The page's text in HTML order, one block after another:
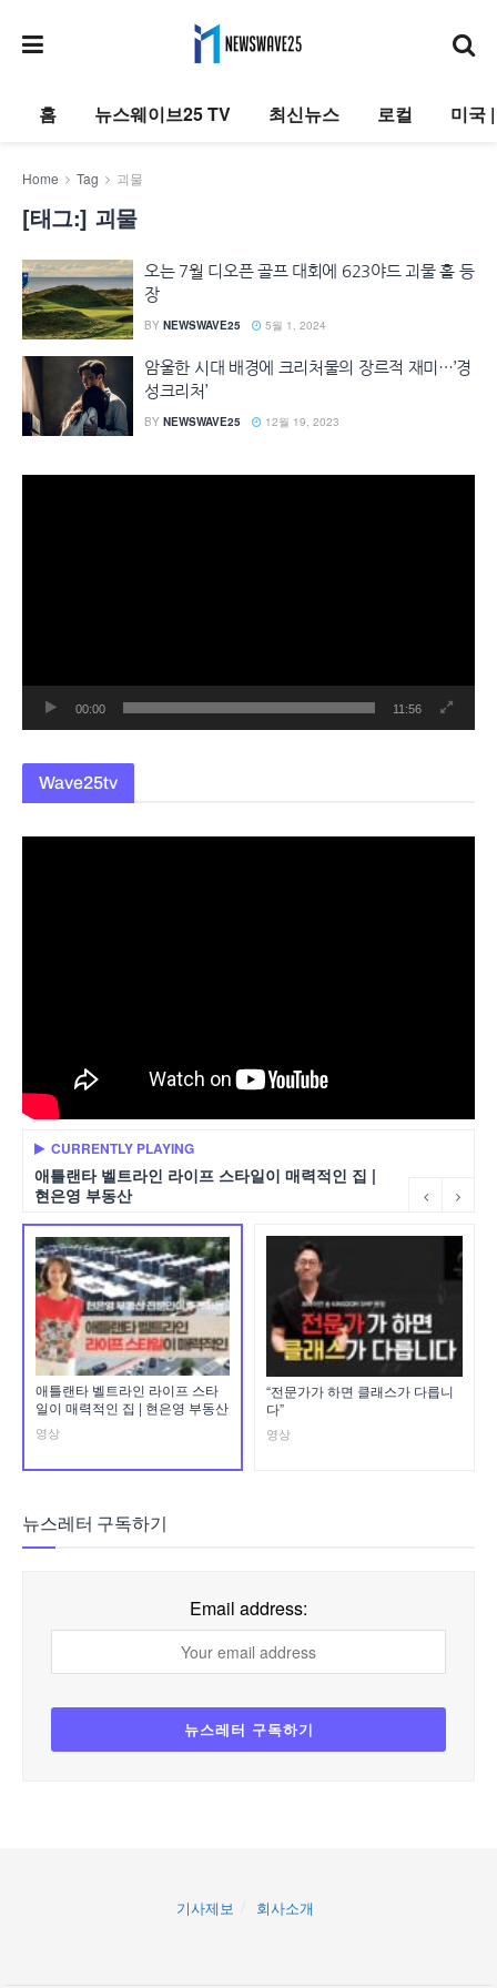
홈 뉴스웨이브25 TV 최신뉴스 로컬 미국
Home Tag 괴물
[태그:] 괴물
오는 7월 디오픈 골프 대회에 623야드 괴물 홀 등
장
BY NEWSWAVE25 5월 1, 2024
암울한 시대 배경에 크리처물의 장르적 재미…’경
성크리처’
BY NEWSWAVE25 12월 19, 2023
00:00 11:56
Wave25tv
CURRENTLY PLAYING
애틀랜타 벨트라인 라이프 스타일이 매력적인 집 |
현은영 부동산
애틀랜타 벨트라인 라이프 스타
일이 매력적인 집 | 현은영 부동산
영상
“전문가가 하면 클래스가 다릅니
다”
영상
뉴스레터 구독하기
Email address:
기사제보 회사소개